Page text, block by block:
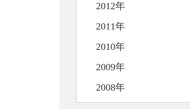
2012年
2011年
2010年
2009年
2008年